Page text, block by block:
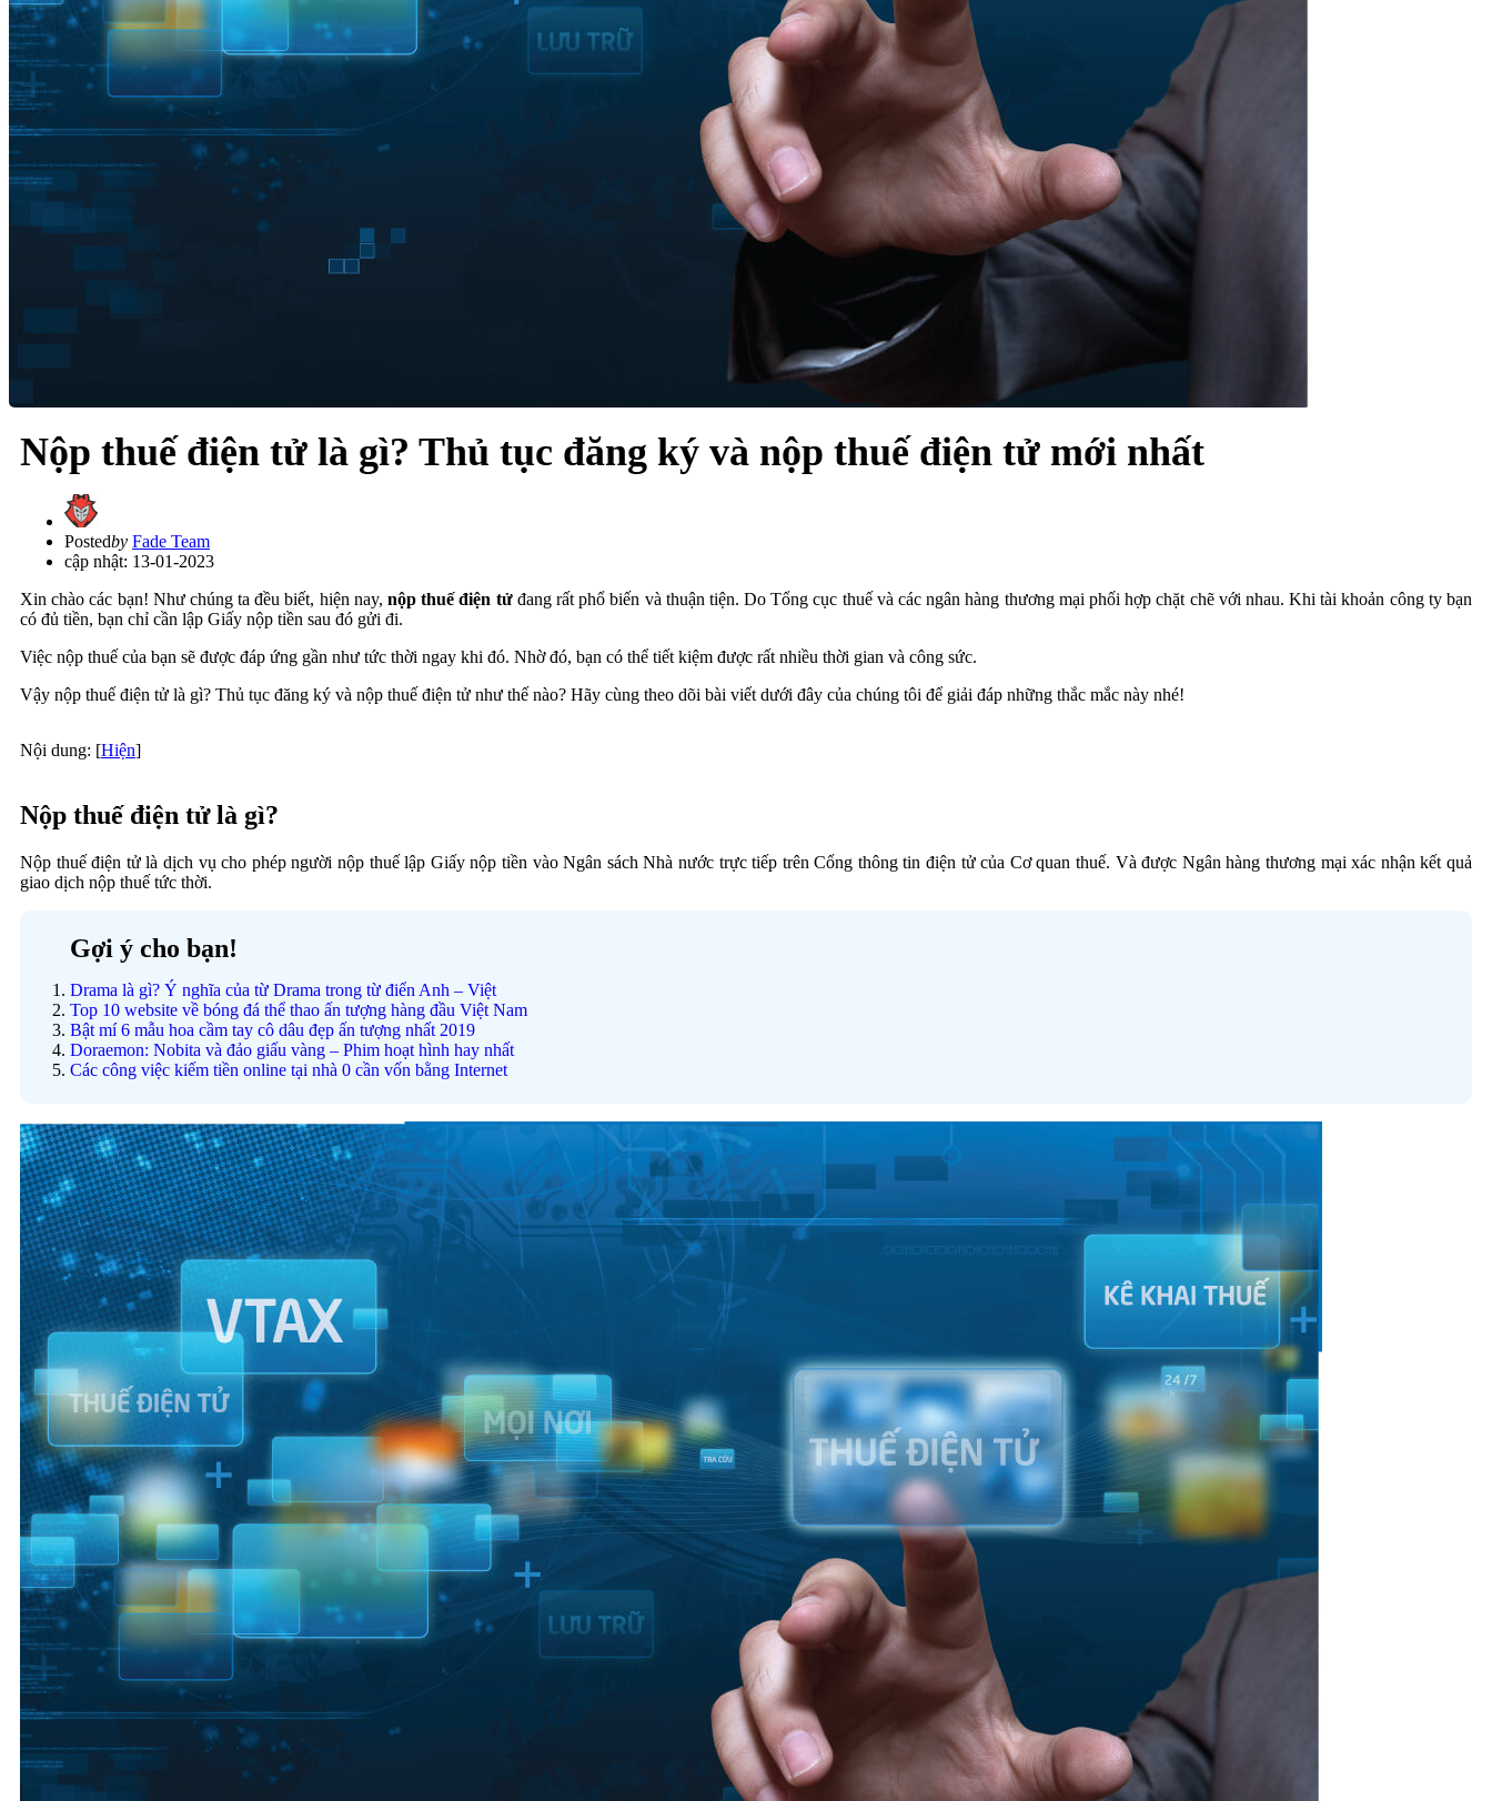
Nộp thuế điện tử là gì? Thủ tục đăng ký và nộp thuế điện tử mới nhất
Postedby Fade Team
cập nhật: 13-01-2023
Xin chào các bạn! Như chúng ta đều biết, hiện nay,nộp thuế điện tửđang rất phổ biến và thuận tiện. Do Tổng cục thuế và các ngân hàng thương mại phối hợp chặt chẽ với nhau. Khi tài khoản công ty bạn
có đủ tiền, bạn chỉ cần lập Giấy nộp tiền sau đó gửi đi.
Việc nộp thuế của bạn sẽ được đáp ứng gần như tức thời ngay khi đó. Nhờ đó, bạn có thể tiết kiệm được rất nhiều thời gian và công sức.
Vậy nộp thuế điện tử là gì? Thủ tục đăng ký và nộp thuế điện tử như thế nào? Hãy cùng theo dõi bài viết dưới đây của chúng tôi để giải đáp những thắc mắc này nhé!
Nội dung: [Hiện]
Nộp thuế điện tử là gì?
Nộp thuế điện tử là dịch vụ cho phép người nộp thuế lập Giấy nộp tiền vào Ngân sách Nhà nước trực tiếp trên Cổng thông tin điện tử của Cơ quan thuế. Và được Ngân hàng thương mại xác nhận kết quả
giao dịch nộp thuế tức thời.
Gợi ý cho bạn!
Drama là gì? Ý nghĩa của từ Drama trong từ điển Anh – Việt
Top 10 website về bóng đá thể thao ấn tượng hàng đầu Việt Nam
Bật mí 6 mẫu hoa cầm tay cô dâu đẹp ấn tượng nhất 2019
Doraemon: Nobita và đảo giấu vàng – Phim hoạt hình hay nhất
Các công việc kiếm tiền online tại nhà 0 cần vốn bằng Internet